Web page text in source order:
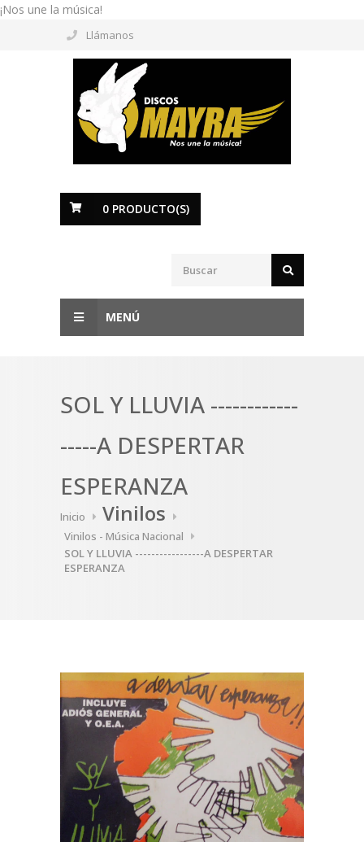
¡Nos une la música!
Llámanos
0 PRODUCTO(S)
MENÚ
SOL Y LLUVIA ------------
-----A DESPERTAR
ESPERANZA
Inicio Vinilos
Vinilos - Música Nacional
SOL Y LLUVIA -----------------A DESPERTAR
ESPERANZA